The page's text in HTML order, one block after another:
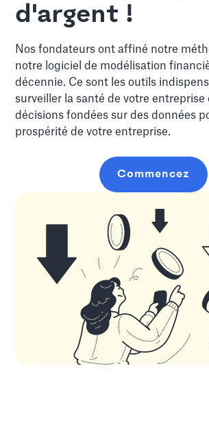
d'argent !
Nos fondateurs ont affiné notre
notre logiciel de modélisation
décennie. Ce sont les outils
surveiller la santé de votre entreprise
décisions fondées sur des données
prospérité de votre entreprise.
Commencez